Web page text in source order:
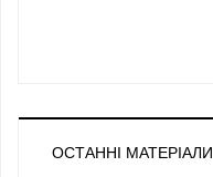
ОСТАННІ МАТЕРІАЛИ